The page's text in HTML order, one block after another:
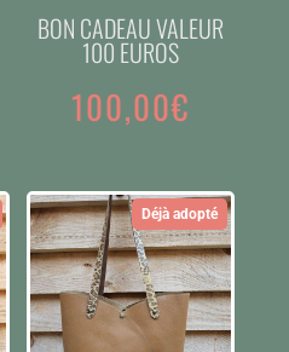
BON CADEAU VALEUR
100 EUROS
100,00€
Déjà adopté